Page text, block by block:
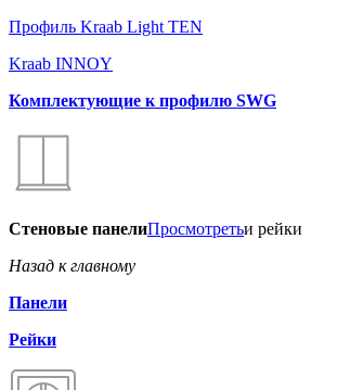
Профиль Kraab Light TEN
Kraab INNOY
Комплектующие к профилю SWG
Стеновые панелиПросмотретьи рейки
Назад к главному
Панели
Рейки